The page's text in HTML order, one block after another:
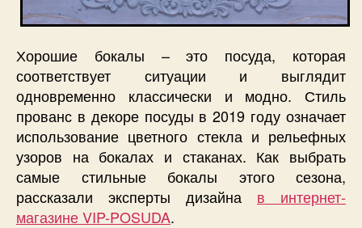
Хорошие бокалы – это посуда, которая
соответствует ситуации и выглядит
одновременно классически и модно. Стиль
прованс в декоре посуды в 2019 году означает
использование цветного стекла и рельефных
узоров на бокалах и стаканах. Как выбрать
самые стильные бокалы этого сезона,
рассказали эксперты дизайна в интернет-
магазине VIP-POSUDA.